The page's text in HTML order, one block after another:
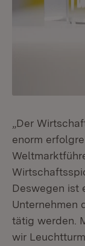
„Der
enorm
Deswegen ist
Unternehmen
tätig werden.
wir